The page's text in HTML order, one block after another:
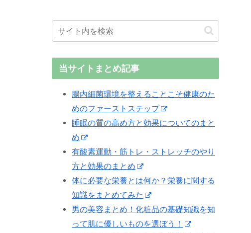
当サイトまとめ記事
腸内細菌環境を整えることこそ健康のた
めのファーストステップ
睡眠の質の高め方と効果についてのまと
め
有酸素運動・筋トレ・ストレッチのやり
方と効果のまとめ
体に必要な栄養とは何か？栄養に関する
知識をまとめてみた
男の美容まとめ！化粧品の基礎知識を知
って肌に優しいものを選ぼう！